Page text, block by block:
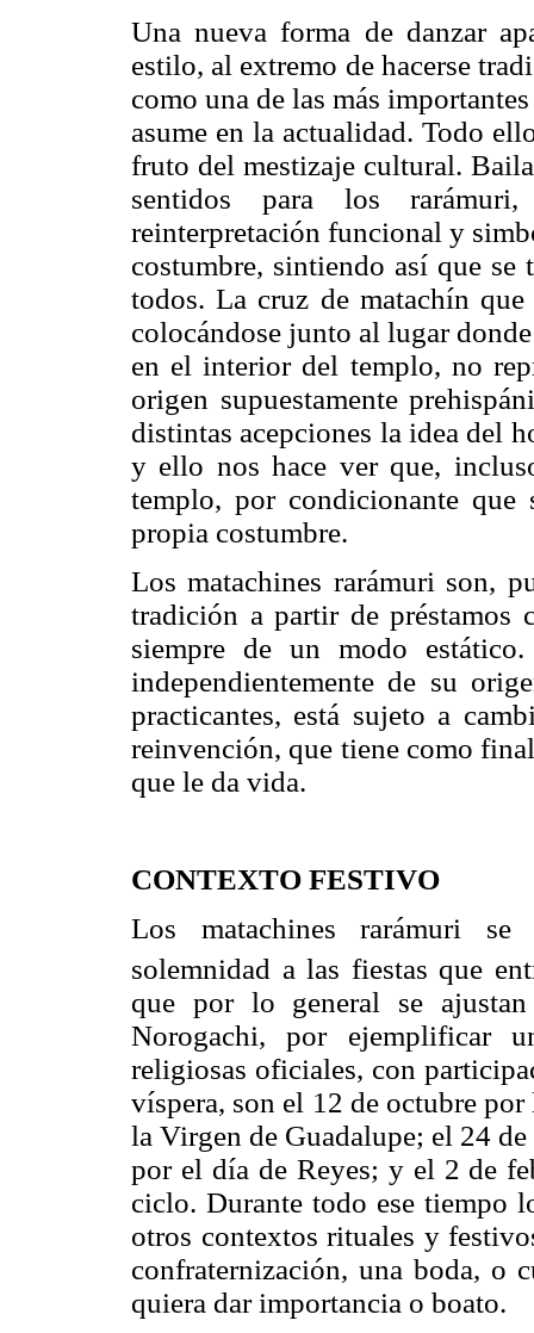
Una nueva forma de danzar
estilo, al extremo de hacerse
como una de las más
asume en la actualidad. Todo
fruto del mestizaje cultural.
sentidos para los
reinterpretación funcional y
costumbre, sintiendo así que
todos. La cruz de matachín que
colocándose junto al lugar
en el interior del templo, no
origen supuestamente
distintas acepciones la idea del
y ello nos hace ver que,
templo, por condicionante que
propia costumbre.
Los matachines rarámuri son,
tradición a partir de préstamos
siempre de un modo
independientemente de su
practicantes, está sujeto a
reinvención, que tiene como
que le da vida.
CONTEXTO FESTIVO
Los matachines rarámuri se
solemnidad a las fiestas que
que por lo general se
Norogachi, por ejemplificar
religiosas oficiales, con
víspera, son el 12 de octubre
la Virgen de Guadalupe; el 24
por el día de Reyes; y el 2 de
ciclo. Durante todo ese tiempo
otros contextos rituales y
confraternización, una boda, o
quiera dar importancia o boato.